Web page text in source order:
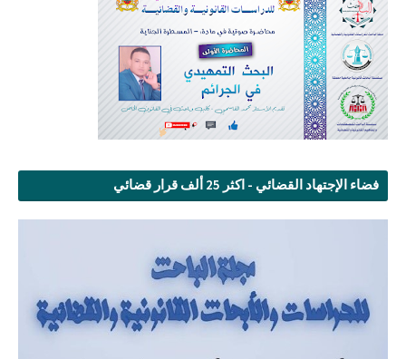
فضاء الإجتهاد القضائي - اكثر 25 ألف قرار قضائي